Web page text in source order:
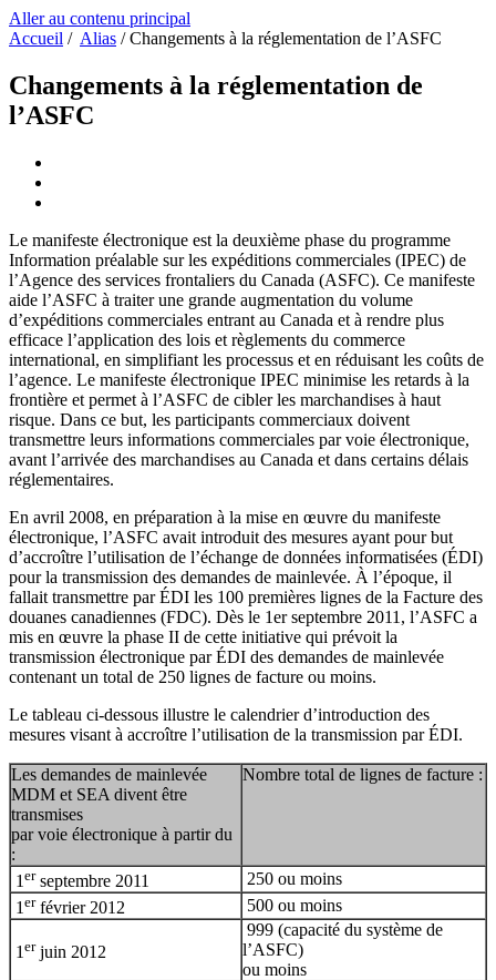
Aller au contenu principal
Accueil / Alias /Changements à la réglementation de l’ASFC
Changements à la réglementation de
l’ASFC
Le manifeste électronique est la deuxième phase du programme
Information préalable sur les expéditions commerciales (IPEC) de
l’Agence des services frontaliers du Canada (ASFC). Ce manifeste
aide l’ASFC à traiter une grande augmentation du volume
d’expéditions commerciales entrant au Canada et à rendre plus
efficace l’application des lois et règlements du commerce
international, en simplifiant les processus et en réduisant les coûts de
l’agence. Le manifeste électronique IPEC minimise les retards à la
frontière et permet à l’ASFC de cibler les marchandises à haut
risque. Dans ce but, les participants commerciaux doivent
transmettre leurs informations commerciales par voie électronique,
avant l’arrivée des marchandises au Canada et dans certains délais
réglementaires.
En avril 2008, en préparation à la mise en œuvre du manifeste
électronique, l’ASFC avait introduit des mesures ayant pour but
d’accroître l’utilisation de l’échange de données informatisées (ÉDI)
pour la transmission des demandes de mainlevée. À l’époque, il
fallait transmettre par ÉDI les 100 premières lignes de la Facture des
douanes canadiennes (FDC). Dès le 1er septembre 2011, l’ASFC a
mis en œuvre la phase II de cette initiative qui prévoit la
transmission électronique par ÉDI des demandes de mainlevée
contenant un total de 250 lignes de facture ou moins.
Le tableau ci-dessous illustre le calendrier d’introduction des
mesures visant à accroître l’utilisation de la transmission par ÉDI.
Les demandes de mainlevée
MDM et SEA divent être
transmises
par voie électronique à partir du
:
Nombre total de lignes de facture :
1 erseptembre 2011
250 ou moins
1 erfévrier 2012 500 ou moins
1 erjuin 2012
999 (capacité du système de
l’ASFC)
ou moins